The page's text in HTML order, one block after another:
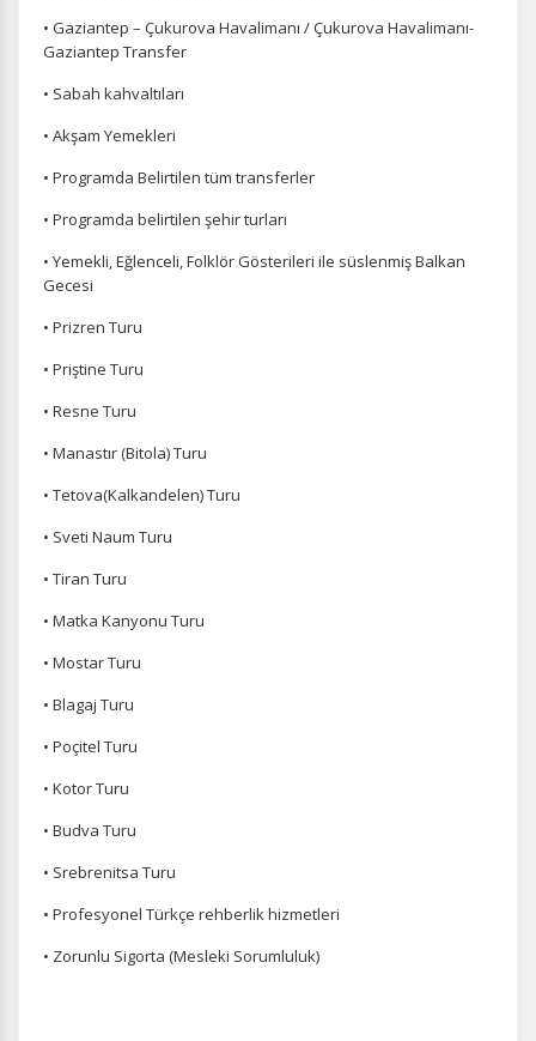
• Gaziantep – Çukurova Havalimanı / Çukurova Havalimanı-
Gaziantep Transfer
• Sabah kahvaltıları
• Akşam Yemekleri
• Programda Belirtilen tüm transferler
• Programda belirtilen şehir turları
• Yemekli, Eğlenceli, Folklör Gösterileri ile süslenmiş Balkan
Gecesi
• Prizren Turu
• Priştine Turu
• Resne Turu
• Manastır (Bitola) Turu
• Tetova(Kalkandelen) Turu
• Sveti Naum Turu
• Tiran Turu
• Matka Kanyonu Turu
• Mostar Turu
• Blagaj Turu
• Poçitel Turu
• Kotor Turu
• Budva Turu
• Srebrenitsa Turu
• Profesyonel Türkçe rehberlik hizmetleri
• Zorunlu Sigorta (Mesleki Sorumluluk)